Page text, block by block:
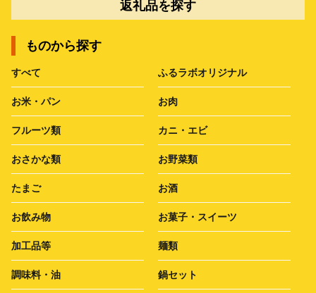
返礼品を探す
ものから探す
すべて ふるラボオリジナル
お米・パン お肉
フルーツ類 カニ・エビ
おさかな類 お野菜類
たまご お酒
お飲み物 お菓子・スイーツ
加工品等 麺類
調味料・油 鍋セット